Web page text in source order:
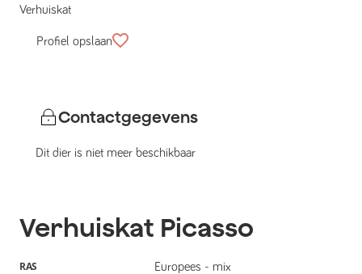
Verhuiskat
Profiel opslaan
Contactgegevens
Dit dier is niet meer beschikbaar
Verhuiskat Picasso
RAS Europees - mix